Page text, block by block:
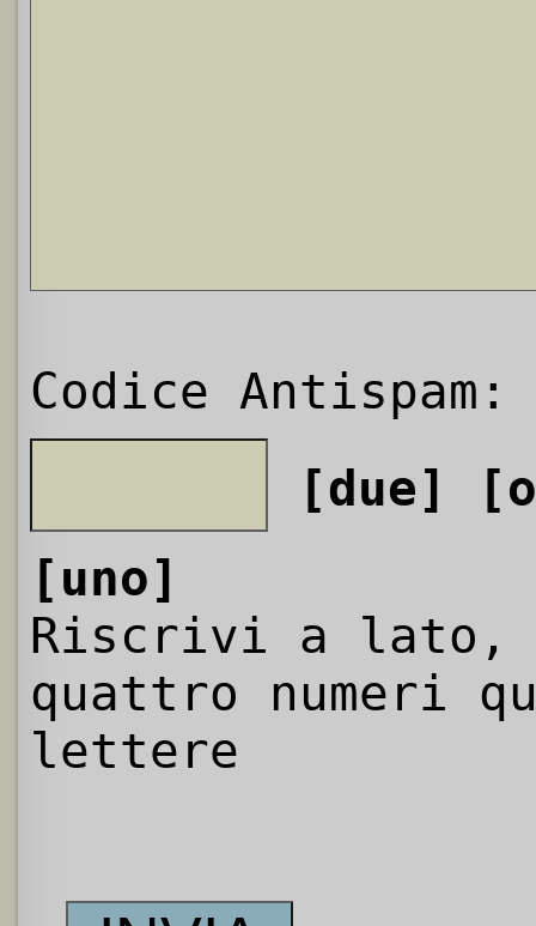
Codice Antispam:
[due]
[uno]
Riscrivi a
quattro numeri
lettere